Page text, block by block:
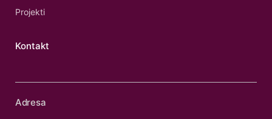
Projekti
Kontakt
Adresa